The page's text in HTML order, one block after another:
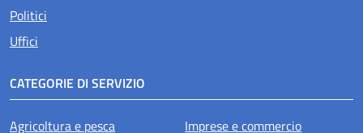
Politici
Uffici
CATEGORIE DI SERVIZIO
Agricoltura e pesca
Imprese e commercio